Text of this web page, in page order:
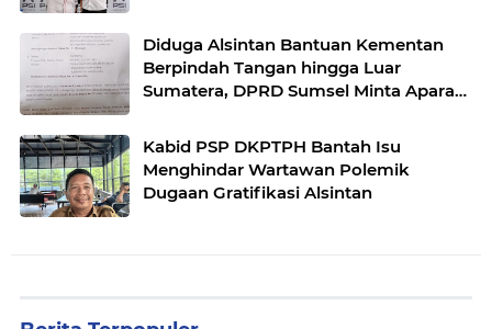
Diduga Alsintan Bantuan Kementan
Berpindah Tangan hingga Luar
Sumatera, DPRD Sumsel Minta Aparat
Kabid PSP DKPTPH Bantah Isu
Menghindar Wartawan Polemik
Dugaan Gratifikasi Alsintan